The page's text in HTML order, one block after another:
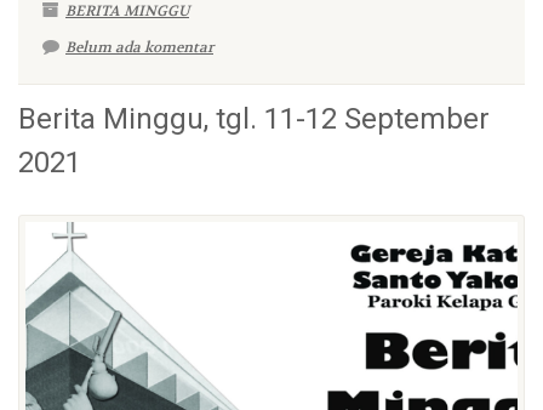
BERITA MINGGU
Belum ada komentar
Berita Minggu, tgl. 11-12 September
2021